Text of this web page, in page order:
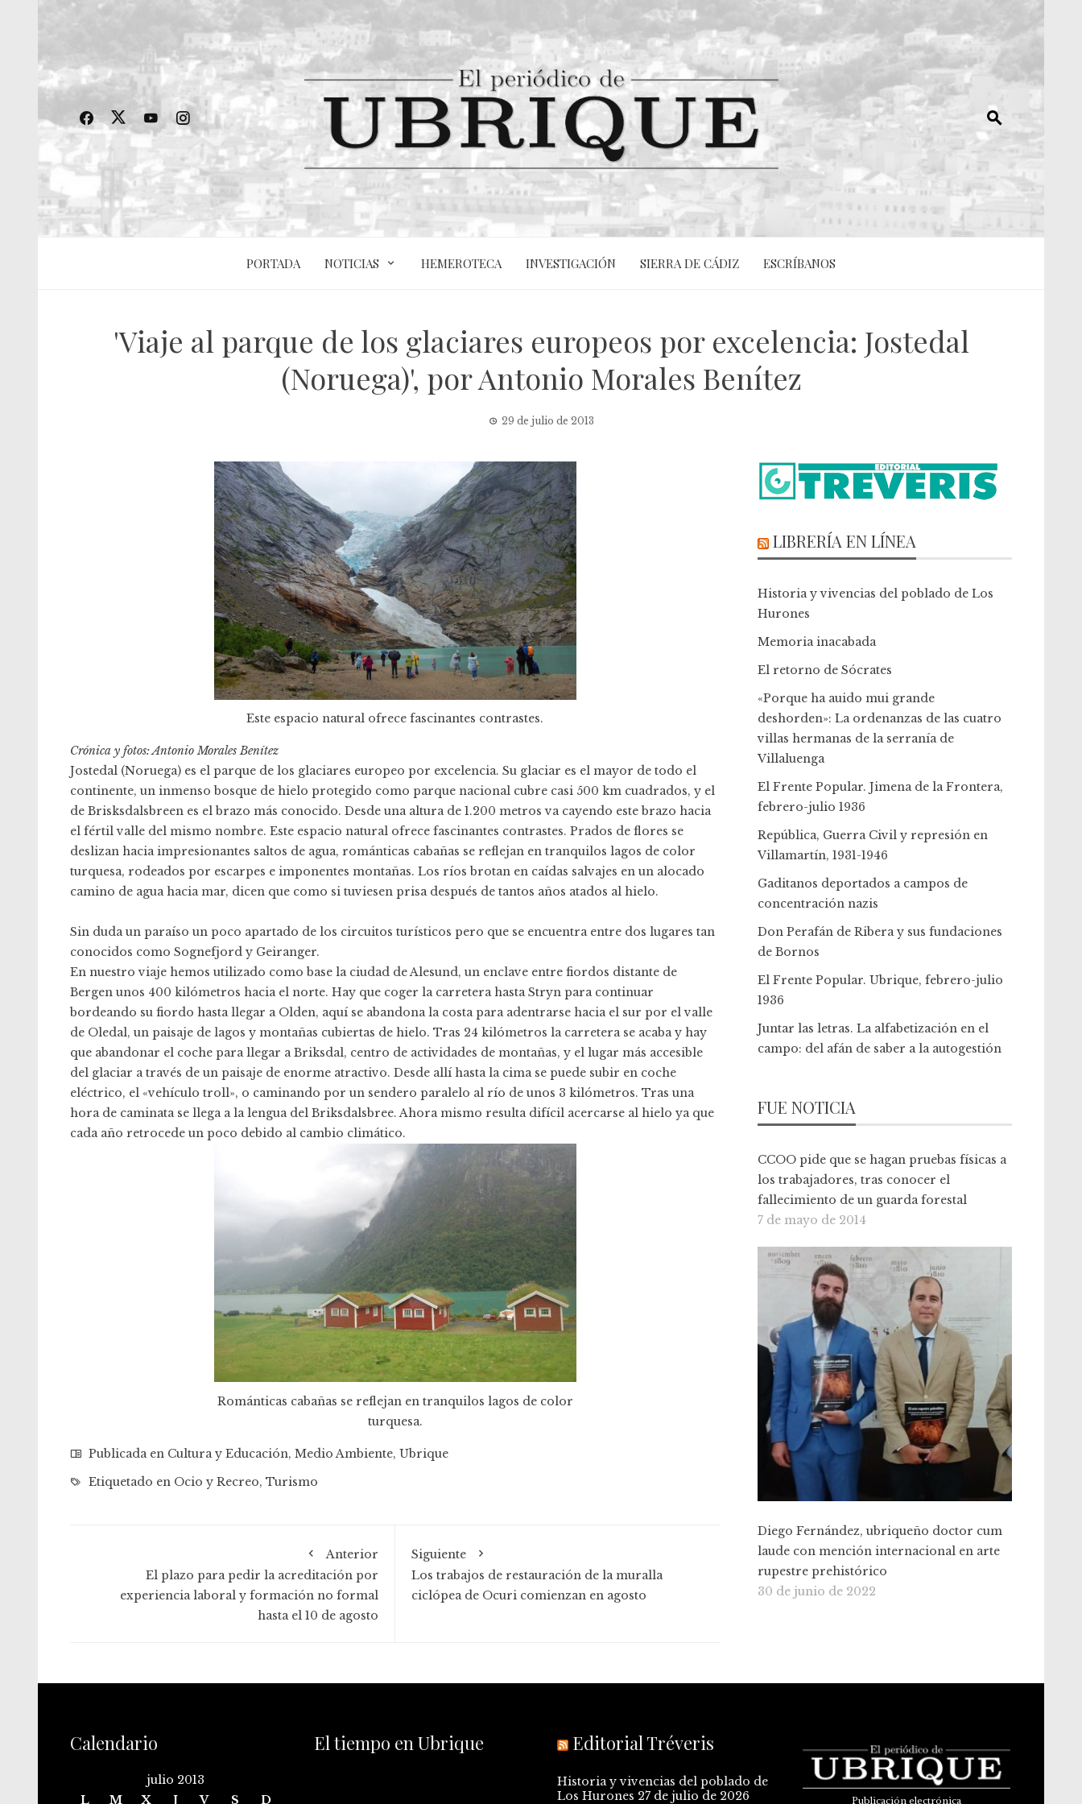
PORTADA NOTICIAS HEMEROTECA INVESTIGACIÓN SIERRA DE CÁDIZ ESCRÍBANOS
'Viaje al parque de los glaciares europeos por excelencia: Jostedal
(Noruega)', por Antonio Morales Benítez
29 de julio de 2013
Este espacio natural ofrece fascinantes contrastes.
Crónica y fotos: Antonio Morales Benítez
Jostedal (Noruega) es el parque de los glaciares europeo por excelencia. Su glaciar es el mayor de todo el
continente, un inmenso bosque de hielo protegido como parque nacional cubre casi 500 km cuadrados, y el
de Brisksdalsbreen es el brazo más conocido. Desde una altura de 1.200 metros va cayendo este brazo hacia
el fértil valle del mismo nombre. Este espacio natural ofrece fascinantes contrastes. Prados de flores se
deslizan hacia impresionantes saltos de agua, románticas cabañas se reflejan en tranquilos lagos de color
turquesa, rodeados por escarpes e imponentes montañas. Los ríos brotan en caídas salvajes en un alocado
camino de agua hacia mar, dicen que como si tuviesen prisa después de tantos años atados al hielo.
Sin duda un paraíso un poco apartado de los circuitos turísticos pero que se encuentra entre dos lugares tan
conocidos como Sognefjord y Geiranger.
En nuestro viaje hemos utilizado como base la ciudad de Alesund, un enclave entre fiordos distante de
Bergen unos 400 kilómetros hacia el norte. Hay que coger la carretera hasta Stryn para continuar
bordeando su fiordo hasta llegar a Olden, aquí se abandona la costa para adentrarse hacia el sur por el valle
de Oledal, un paisaje de lagos y montañas cubiertas de hielo. Tras 24 kilómetros la carretera se acaba y hay
que abandonar el coche para llegar a Briksdal, centro de actividades de montañas, y el lugar más accesible
del glaciar a través de un paisaje de enorme atractivo. Desde allí hasta la cima se puede subir en coche
eléctrico, el «vehículo troll», o caminando por un sendero paralelo al río de unos 3 kilómetros. Tras una
hora de caminata se llega a la lengua del Briksdalsbree. Ahora mismo resulta difícil acercarse al hielo ya que
cada año retrocede un poco debido al cambio climático.
Románticas cabañas se reflejan en tranquilos lagos de color
turquesa.
Publicada en Cultura y Educación, Medio Ambiente, Ubrique
Etiquetado en Ocio y Recreo, Turismo
Anterior
El plazo para pedir la acreditación por
experiencia laboral y formación no formal
hasta el 10 de agosto
Siguiente
Los trabajos de restauración de la muralla
ciclópea de Ocuri comienzan en agosto
LIBRERÍA EN LÍNEA
Historia y vivencias del poblado de Los
Hurones
Memoria inacabada
El retorno de Sócrates
«Porque ha auido mui grande
deshorden»: La ordenanzas de las cuatro
villas hermanas de la serranía de
Villaluenga
El Frente Popular. Jimena de la Frontera,
febrero-julio 1936
República, Guerra Civil y represión en
Villamartín, 1931-1946
Gaditanos deportados a campos de
concentración nazis
Don Perafán de Ribera y sus fundaciones
de Bornos
El Frente Popular. Ubrique, febrero-julio
1936
Juntar las letras. La alfabetización en el
campo: del afán de saber a la autogestión
FUE NOTICIA
CCOO pide que se hagan pruebas físicas a
los trabajadores, tras conocer el
fallecimiento de un guarda forestal
7 de mayo de 2014
Diego Fernández, ubriqueño doctor cum
laude con mención internacional en arte
rupestre prehistórico
30 de junio de 2022
Calendario
julio 2013
L
M X J V S D
El tiempo en Ubrique Editorial Tréveris
Historia y vivencias del poblado de
Los Hurones 27 de julio de 2026 Publicación electrónica